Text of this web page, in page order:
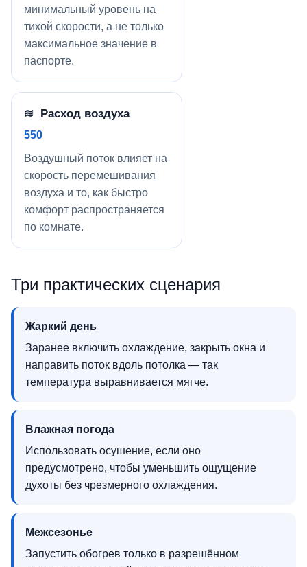
минимальный уровень на
тихой скорости, а не только
максимальное значение в
паспорте.
≋ Расход воздуха
550
Воздушный поток влияет на
скорость перемешивания
воздуха и то, как быстро
комфорт распространяется
по комнате.
Три практических сценария
Жаркий день
Заранее включить охлаждение, закрыть окна и
направить поток вдоль потолка — так
температура выравнивается мягче.
Влажная погода
Использовать осушение, если оно
предусмотрено, чтобы уменьшить ощущение
духоты без чрезмерного охлаждения.
Межсезонье
Запустить обогрев только в разрешённом